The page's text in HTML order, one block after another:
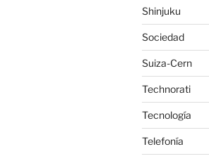
Shinjuku
Sociedad
Suiza-Cern
Technorati
Tecnología
Telefonía